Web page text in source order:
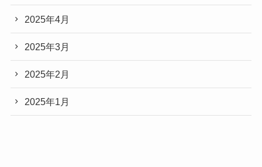
2025年4月
2025年3月
2025年2月
2025年1月